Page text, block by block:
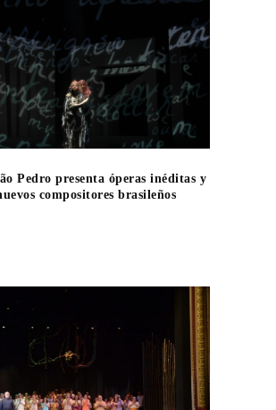
Pedro presenta óperas inéditas y
compositores brasileños